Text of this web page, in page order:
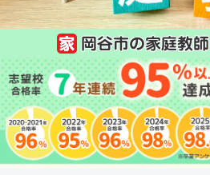
岡谷市の家庭教師